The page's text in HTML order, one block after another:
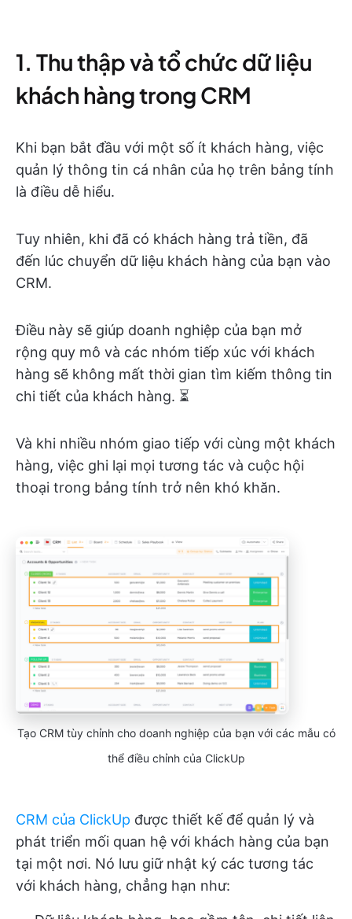
1. Thu thập và tổ chức dữ liệu
khách hàng trong CRM
Khi bạn bắt đầu với một số ít khách hàng, việc
quản lý thông tin cá nhân của họ trên bảng tính
là điều dễ hiểu.
Tuy nhiên, khi đã có khách hàng trả tiền, đã
đến lúc chuyển dữ liệu khách hàng của bạn vào
CRM.
Điều này sẽ giúp doanh nghiệp của bạn mở
rộng quy mô và các nhóm tiếp xúc với khách
hàng sẽ không mất thời gian tìm kiếm thông tin
chi tiết của khách hàng. ⏳
Và khi nhiều nhóm giao tiếp với cùng một khách
hàng, việc ghi lại mọi tương tác và cuộc hội
thoại trong bảng tính trở nên khó khăn.
Tạo CRM tùy chỉnh cho doanh nghiệp của bạn với các mẫu có
thể điều chỉnh của ClickUp
CRM của ClickUp được thiết kế để quản lý và
phát triển mối quan hệ với khách hàng của bạn
tại một nơi. Nó lưu giữ nhật ký các tương tác
với khách hàng, chẳng hạn như: